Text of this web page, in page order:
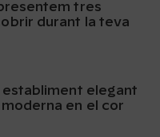
tres
durant la teva
establiment elegant
en el cor